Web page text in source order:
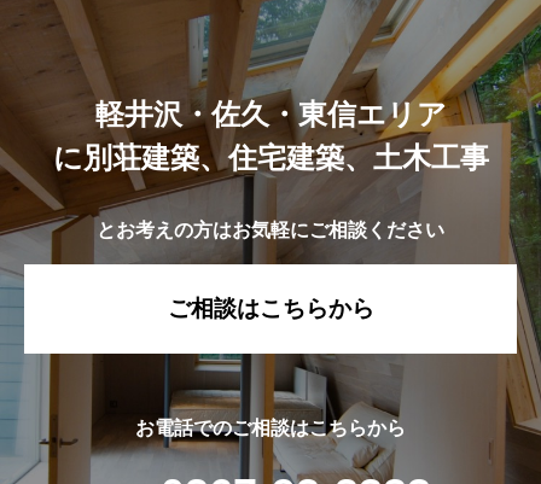
軽井沢・佐久・東信エリア
に別荘建築、住宅建築、土木工事
とお考えの方はお気軽にご相談ください
ご相談はこちらから
お電話でのご相談はこちらから